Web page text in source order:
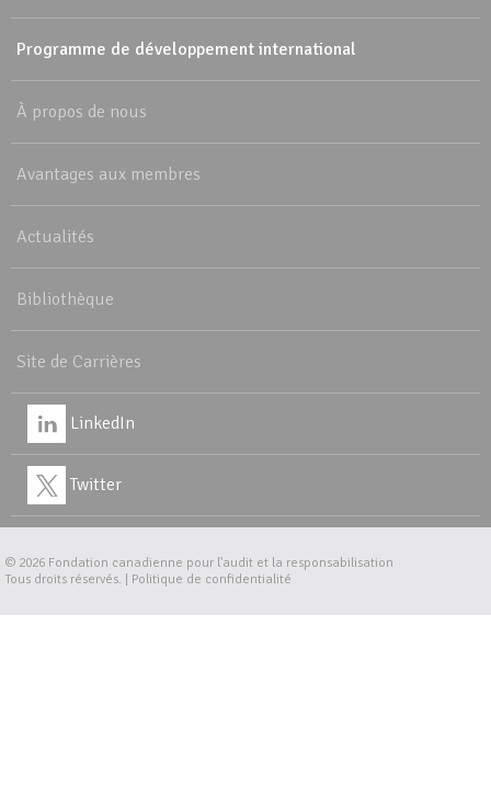
Programme de développement international
À propos de nous
Avantages aux membres
Actualités
Bibliothèque
Site de Carrières
LinkedIn
Twitter
© 2026 Fondation canadienne pour l'audit et la responsabilisation
Tous droits réservés. | Politique de confidentialité